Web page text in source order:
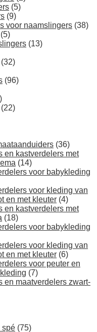
(5)
(9)
voor naamslingers (38)
(5)
(13)
(32)
(96)
(22)
(36)
en kastverdelers met
(14)
voor babykleding
voor kleding van
en met kleuter (4)
en kastverdelers met
(18)
voor babykleding
voor kleding van
en met kleuter (6)
voor peuter en
(7)
en maatverdelers zwart-
spé (75)